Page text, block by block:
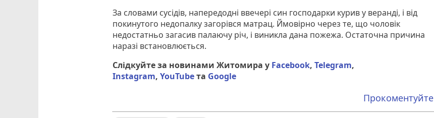
За словами сусідів, напередодні ввечері син господарки курив у веранді, і від
покинутого недопалку загорівся матрац. Ймовірно через те, що чоловік
недостатньо загасив палаючу річ, і виникла дана пожежа. Остаточна причина
наразі встановлюється.
Слідкуйте за новинами Житомира у Facebook,Telegram,
Instagram,YouTubeта Google
Прокоментуйте